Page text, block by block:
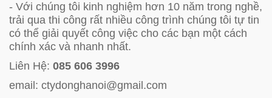
- Với chúng tôi kinh nghiệm hơn 10 năm trong nghề,
trải qua thi công rất nhiều công trình chúng tôi tự tin
có thể giải quyết công việc cho các bạn một cách
chính xác và nhanh nhất.
Liên Hệ: 085 606 3996
email: ctydonghanoi@gmail.com